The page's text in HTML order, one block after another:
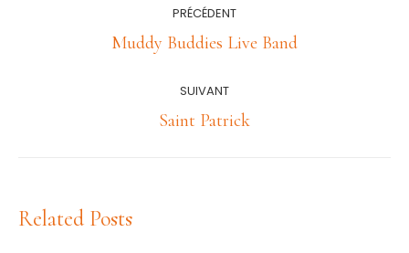
PRÉCÉDENT
Article
:
Muddy Buddies Live Band
SUIVANT
Article
Saint Patrick
Related Posts